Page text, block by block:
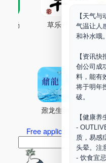
【天气
气温让人
和补水哦。
【资讯
创公司成
料，能有
将于明年
破。
【健康养
-
质，易感
头晕。注
- 饮食宜
药场 草乐村 中
鼐龙生物
Free application for
索